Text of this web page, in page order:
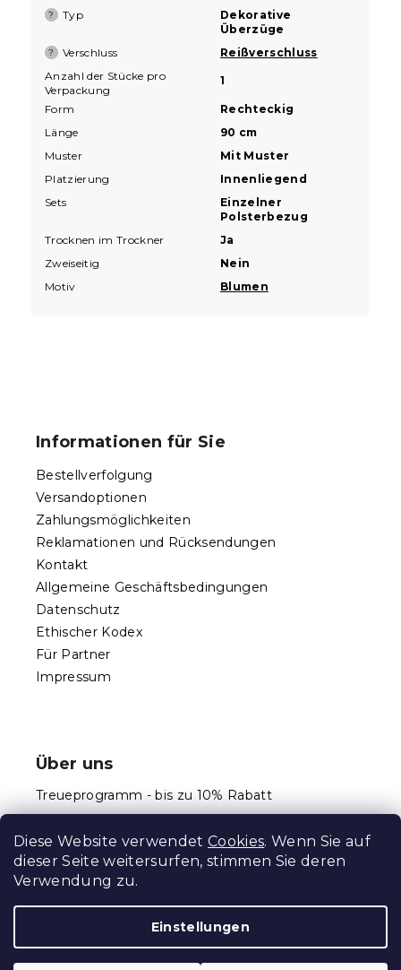
Diese Website verwendet Cookies. Wenn Sie auf
dieser Seite weitersurfen, stimmen Sie deren
Verwendung zu.
Einstellungen
? Typ
Dekorative
Überzüge
? Verschluss
Reißverschluss
Anzahl der Stücke pro
Verpackung
1
Form
Rechteckig
Länge
90 cm
Muster
Mit Muster
Platzierung
Innenliegend
Sets
Einzelner
Polsterbezug
Trocknen im Trockner
Ja
Zweiseitig
Nein
Motiv
Blumen
Informationen für Sie
Bestellverfolgung
Versandoptionen
Zahlungsmöglichkeiten
Reklamationen und Rücksendungen
Kontakt
Allgemeine Geschäftsbedingungen
Datenschutz
Ethischer Kodex
Für Partner
Impressum
Über uns
Treueprogramm - bis zu 10% Rabatt